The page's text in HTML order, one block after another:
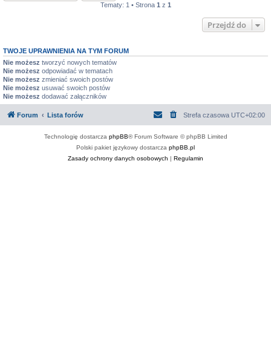
Tematy: 1 • Strona 1 z 1
Przejdź do
TWOJE UPRAWNIENIA NA TYM FORUM
Nie możesz tworzyć nowych tematów
Nie możesz odpowiadać w tematach
Nie możesz zmieniać swoich postów
Nie możesz usuwać swoich postów
Nie możesz dodawać załączników
Forum Lista forów Strefa czasowa UTC+02:00
Technologię dostarcza phpBB® Forum Software © phpBB Limited
Polski pakiet językowy dostarcza phpBB.pl
Zasady ochrony danych osobowych | Regulamin